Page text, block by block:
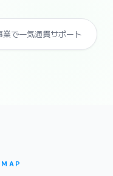
で一気通貫サポート